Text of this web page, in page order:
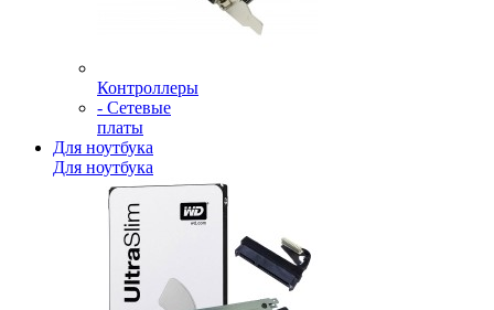
Контроллеры
- Сетевые
платы
Для ноутбука
Для ноутбука